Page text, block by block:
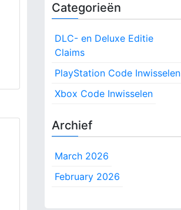
Categorieën
DLC- en Deluxe Editie
Claims
PlayStation Code Inwisselen
Xbox Code Inwisselen
Archief
March 2026
February 2026